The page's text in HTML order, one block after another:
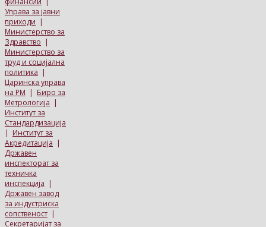
Управа за јавни
приходи |
Министерство за
Здравство |
Министерство за
труд и социјална
политика |
Царинска управа
на РМ | Биро за
Метрологија |
Институт за
Стандардизација
| Институт за
Акредитација |
Државен
инспекторат за
техничка
инспекција |
Државен завод
за индустриска
сопственост |
Секретаријат за